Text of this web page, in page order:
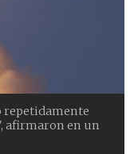
repetidamente
afirmaron en un